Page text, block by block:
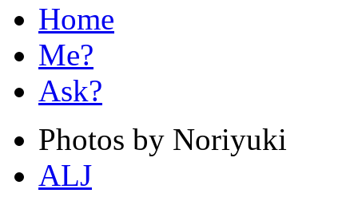
Home
Me?
Ask?
Photos by Noriyuki
ALJ